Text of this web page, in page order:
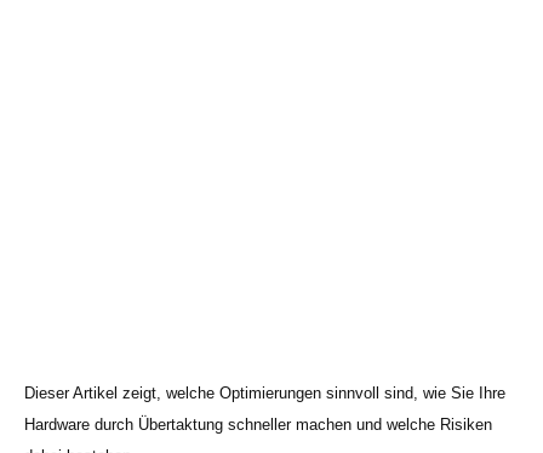
Dieser Artikel zeigt, welche Optimierungen sinnvoll sind, wie Sie Ihre
Hardware durch Übertaktung schneller machen und welche Risiken